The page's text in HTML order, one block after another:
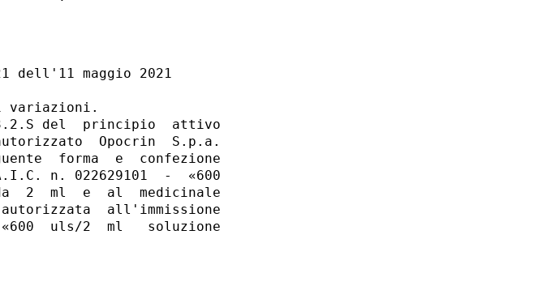
dell'11 maggio 2021
variazioni.
del  principio  attivo
Opocrin  S.p.a.
forma  e  confezione
n. 022629101  -  «600
2  ml  e  al  medicinale
autorizzata  all'immissione
uls/2  ml   soluzione